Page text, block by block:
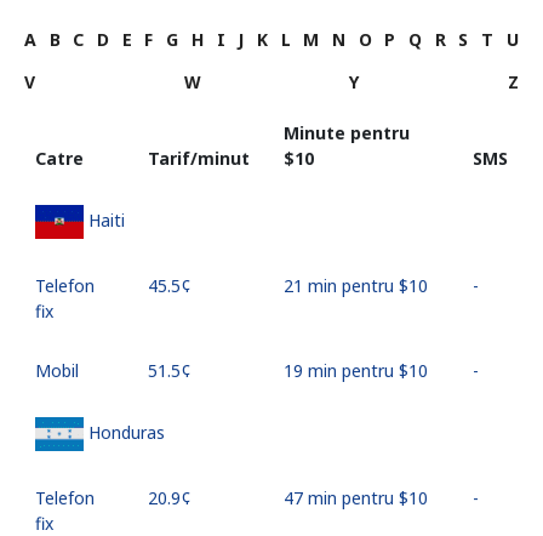
A B C D E F G H I J K L M N O P Q R S T
U
V
W Y Z
Catre Tarif/minut
Minute pentru
⁦$10⁩
SMS
Haiti
Telefon
fix
⁦45.5¢⁩ 21 min pentru ⁦$10⁩ -
Mobil ⁦51.5¢⁩ 19 min pentru ⁦$10⁩ -
Honduras
Telefon
fix
⁦20.9¢⁩ 47 min pentru ⁦$10⁩ -